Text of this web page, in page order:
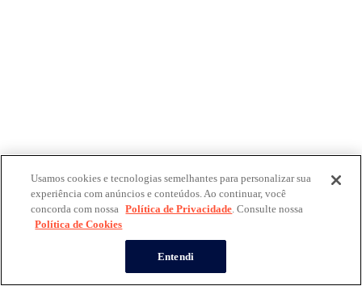
Usamos cookies e tecnologias semelhantes para personalizar sua
experiência com anúncios e conteúdos. Ao continuar, você
concorda com nossa Política de Privacidade. Consulte nossa
Política de Cookies
Entendi